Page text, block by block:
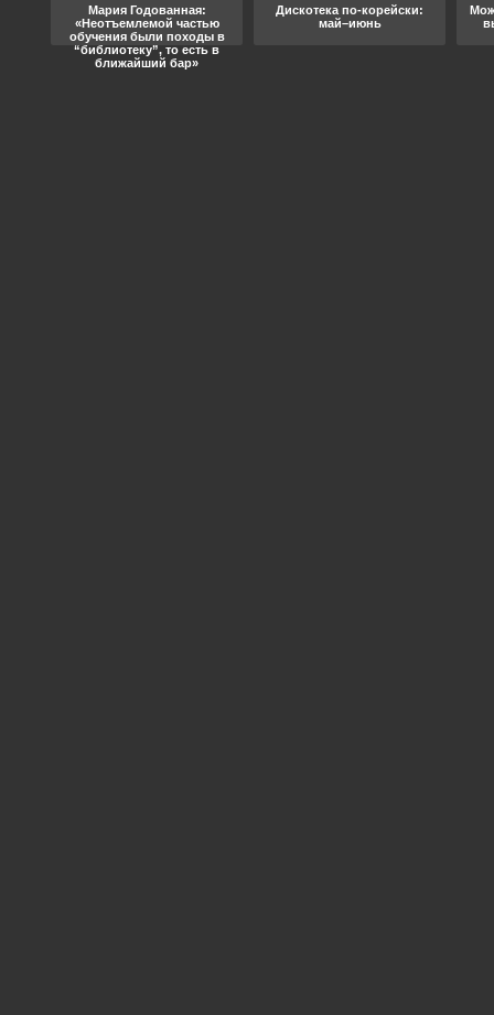
Мария Годованная:
«Неотъемлемой частью
обучения были походы в
“библиотеку”, то есть в
ближайший бар»
Дискотека по-корейски:
май–июнь